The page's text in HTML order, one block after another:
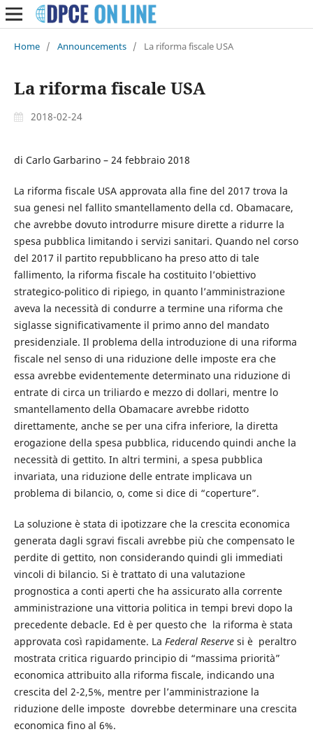
Home / Announcements / La riforma fiscale USA
La riforma fiscale USA
2018-02-24
di Carlo Garbarino – 24 febbraio 2018
La riforma fiscale USA approvata alla fine del 2017 trova la
sua genesi nel fallito smantellamento della cd. Obamacare,
che avrebbe dovuto introdurre misure dirette a ridurre la
spesa pubblica limitando i servizi sanitari. Quando nel corso
del 2017 il partito repubblicano ha preso atto di tale
fallimento, la riforma fiscale ha costituito l’obiettivo
strategico-politico di ripiego, in quanto l’amministrazione
aveva la necessità di condurre a termine una riforma che
siglasse significativamente il primo anno del mandato
presidenziale. Il problema della introduzione di una riforma
fiscale nel senso di una riduzione delle imposte era che
essa avrebbe evidentemente determinato una riduzione di
entrate di circa un triliardo e mezzo di dollari, mentre lo
smantellamento della Obamacare avrebbe ridotto
direttamente, anche se per una cifra inferiore, la diretta
erogazione della spesa pubblica, riducendo quindi anche la
necessità di gettito. In altri termini, a spesa pubblica
invariata, una riduzione delle entrate implicava un
problema di bilancio, o, come si dice di “coperture”.
La soluzione è stata di ipotizzare che la crescita economica
generata dagli sgravi fiscali avrebbe più che compensato le
perdite di gettito, non considerando quindi gli immediati
vincoli di bilancio. Si è trattato di una valutazione
prognostica a conti aperti che ha assicurato alla corrente
amministrazione una vittoria politica in tempi brevi dopo la
precedente debacle. Ed è per questo che la riforma è stata
approvata così rapidamente. La Federal Reservesi è peraltro
mostrata critica riguardo principio di “massima priorità”
economica attribuito alla riforma fiscale, indicando una
crescita del 2-2,5%, mentre per l’amministrazione la
riduzione delle imposte dovrebbe determinare una crescita
economica fino al 6%.